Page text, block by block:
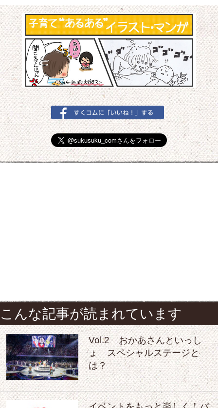
こんな記事が読まれています
Vol.2 おかあさんといっし
ょ スペシャルステージと
は？